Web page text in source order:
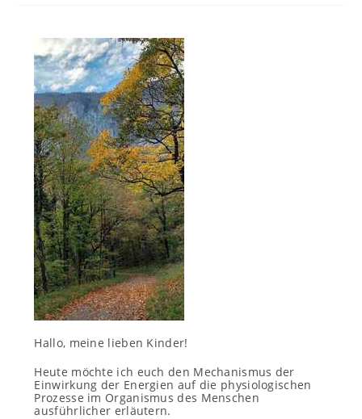
Hallo, meine lieben Kinder!
Heute möchte ich euch den Mechanismus der
Einwirkung der Energien auf die physiologischen
Prozesse im Organismus des Menschen
ausführlicher erläutern.